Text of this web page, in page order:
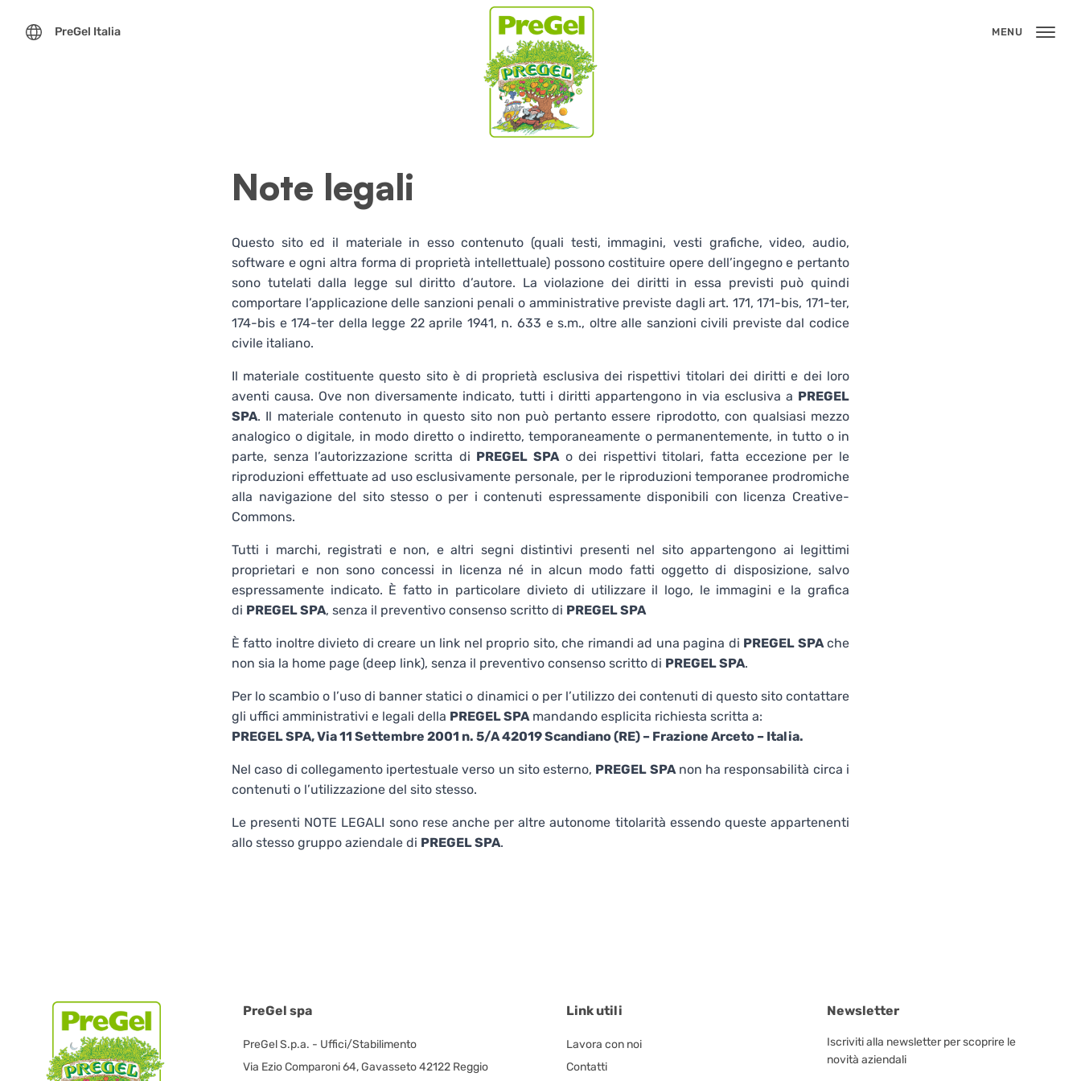
PreGel Italia MENU
Note legali
Questo sito ed il materiale in esso contenuto (quali testi, immagini, vesti grafiche, video, audio,
software e ogni altra forma di proprietà intellettuale) possono costituire opere dell’ingegno e pertanto
sono tutelati dalla legge sul diritto d’autore. La violazione dei diritti in essa previsti può quindi
comportare l’applicazione delle sanzioni penali o amministrative previste dagli art. 171, 171-bis, 171-ter,
174-bis e 174-ter della legge 22 aprile 1941, n. 633 e s.m., oltre alle sanzioni civili previste dal codice
civile italiano.
Il materiale costituente questo sito è di proprietà esclusiva dei rispettivi titolari dei diritti e dei loro
aventi causa. Ove non diversamente indicato, tutti i diritti appartengono in via esclusiva a PREGEL
SPA. Il materiale contenuto in questo sito non può pertanto essere riprodotto, con qualsiasi mezzo
analogico o digitale, in modo diretto o indiretto, temporaneamente o permanentemente, in tutto o in
parte, senza l’autorizzazione scritta di PREGEL SPAo dei rispettivi titolari, fatta eccezione per le
riproduzioni effettuate ad uso esclusivamente personale, per le riproduzioni temporanee prodromiche
alla navigazione del sito stesso o per i contenuti espressamente disponibili con licenza Creative-
Commons.
Tutti i marchi, registrati e non, e altri segni distintivi presenti nel sito appartengono ai legittimi
proprietari e non sono concessi in licenza né in alcun modo fatti oggetto di disposizione, salvo
espressamente indicato. È fatto in particolare divieto di utilizzare il logo, le immagini e la grafica
di PREGEL SPA, senza il preventivo consenso scritto di PREGEL SPA
È fatto inoltre divieto di creare un link nel proprio sito, che rimandi ad una pagina di PREGEL SPAche
non sia la home page (deep link), senza il preventivo consenso scritto di PREGEL SPA.
Per lo scambio o l’uso di banner statici o dinamici o per l’utilizzo dei contenuti di questo sito contattare
gli uffici amministrativi e legali della PREGEL SPA mandando esplicita richiesta scritta a:
PREGEL SPA, Via 11 Settembre 2001 n. 5/A 42019 Scandiano (RE) – Frazione Arceto – Italia.
Nel caso di collegamento ipertestuale verso un sito esterno, PREGEL SPAnon ha responsabilità circa i
contenuti o l’utilizzazione del sito stesso.
Le presenti NOTE LEGALI sono rese anche per altre autonome titolarità essendo queste appartenenti
allo stesso gruppo aziendale di PREGEL SPA.
PreGel spa
PreGel S.p.a. - Uffici/Stabilimento
Via Ezio Comparoni 64, Gavasseto 42122 Reggio
Link utili
Lavora con noi
Contatti
Newsletter
Iscriviti alla newsletter per scoprire le
novità aziendali